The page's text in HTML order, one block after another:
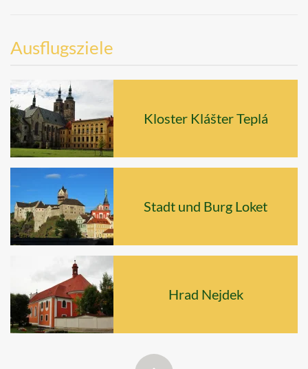
Ausflugsziele
Kloster Klášter Teplá
Stadt und Burg Loket
Hrad Nejdek